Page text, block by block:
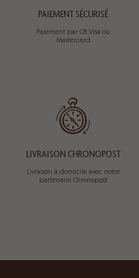
PAIEMENT SÉCURISÉ
Paiement par CB Visa ou
Mastercard
LIVRAISON CHRONOPOST
Livraison à domicile avec notre
partenaire Chronopost